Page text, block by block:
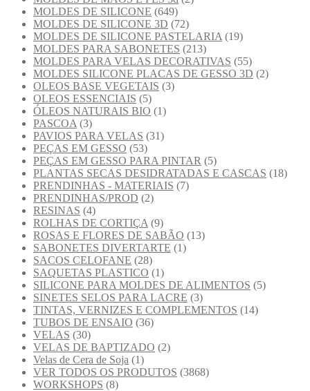
MOLDES DE SILICONE (649)
MOLDES DE SILICONE 3D (72)
MOLDES DE SILICONE PASTELARIA (19)
MOLDES PARA SABONETES (213)
MOLDES PARA VELAS DECORATIVAS (55)
MOLDES SILICONE PLACAS DE GESSO 3D (2)
OLEOS BASE VEGETAIS (3)
OLEOS ESSENCIAIS (5)
ÓLEOS NATURAIS BIO (1)
PASCOA (3)
PAVIOS PARA VELAS (31)
PEÇAS EM GESSO (53)
PEÇAS EM GESSO PARA PINTAR (5)
PLANTAS SECAS DESIDRATADAS E CASCAS (18)
PRENDINHAS - MATERIAIS (7)
PRENDINHAS/PROD (2)
RESINAS (4)
ROLHAS DE CORTIÇA (9)
ROSAS E FLORES DE SABÃO (13)
SABONETES DIVERTARTE (1)
SACOS CELOFANE (28)
SAQUETAS PLASTICO (1)
SILICONE PARA MOLDES DE ALIMENTOS (5)
SINETES SELOS PARA LACRE (3)
TINTAS, VERNIZES E COMPLEMENTOS (14)
TUBOS DE ENSAIO (36)
VELAS (30)
VELAS DE BAPTIZADO (2)
Velas de Cera de Soja (1)
VER TODOS OS PRODUTOS (3868)
WORKSHOPS (8)